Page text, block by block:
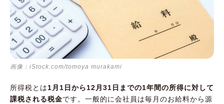
画像：iStock.com/tomoya murakami
所得税とは1月1日から12月31日までの1年間の所得に対して
課税される税金です。一般的に会社員は毎月のお給料から源